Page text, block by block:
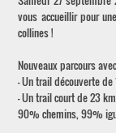
vous accueillir pour
collines !
Nouveaux parcours
- Un trail découverte de
- Un trail court de 23
90% chemins, 99%